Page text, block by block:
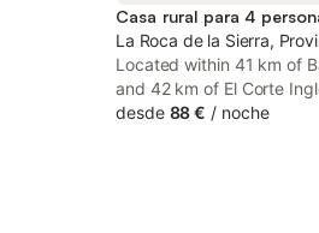
Casa rural para 4
La Roca de la Sierra,
Located within 41 km of
and 42 km of El Corte
de la Roca features rooms
desde 88 € / noche